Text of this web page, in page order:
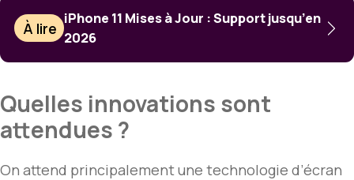
À lire
iPhone 11 Mises à Jour : Support jusqu’en
2026
Quelles innovations sont
attendues ?
On attend principalement une technologie d’écran